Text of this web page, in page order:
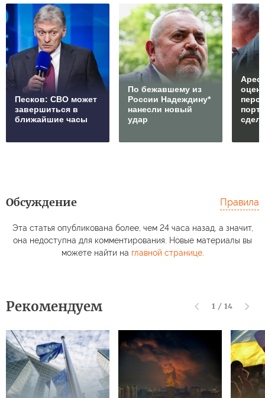
Песков: СВО может
завершиться в
ближайшие часы
По бежавшему из
России Надеждину*
нанесли новый
удар
Обсуждение Правила
Эта статья опубликована более, чем 24 часа назад, а значит,
она недоступна для комментирования. Новые материалы вы
можете найти на главной странице.
Рекомендуем 1 / 14